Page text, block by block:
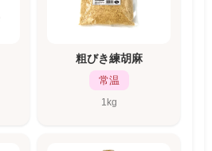
粗びき練胡麻
常温
1kg